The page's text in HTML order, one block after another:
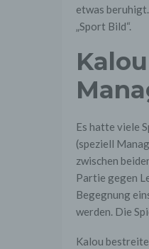
etwas
„Sport Bild“.
Es hatte viele
(speziell
zwischen
Partie gegen
Begegnung
werden. Die
Kalou